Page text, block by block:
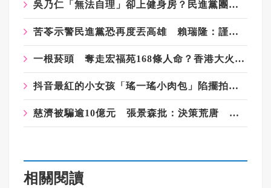
吳乃仁「無法自理」卻上健身房？民進黨團：運動有助健康、不衝突
苦苓示警民進黨恐再度丟高雄 賴瑞隆：謹慎看待
一根菸頭 奪走宏福苑168條人命？香港大火調查：一連串失守的防線
抖音最紅的小女孩「瑤一瑤小肉包」陷擺拍爭議 已停更1個月
慈濟被騙逾10億元 張景森批：決策荒唐 缺乏嚴謹程序
相關閱讀